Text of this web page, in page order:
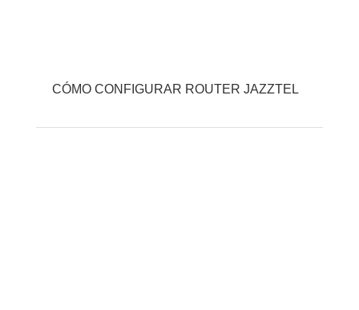
CÓMO CONFIGURAR ROUTER JAZZTEL